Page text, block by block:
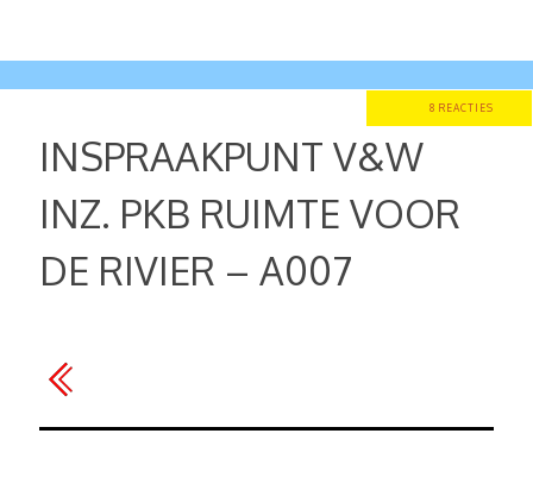
8 REACTIES
INSPRAAKPUNT V&W
INZ. PKB RUIMTE VOOR
DE RIVIER – A007